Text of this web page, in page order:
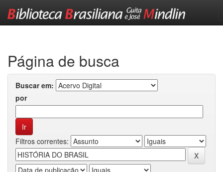
Página de busca
Buscar em:
por
Filtros correntes: